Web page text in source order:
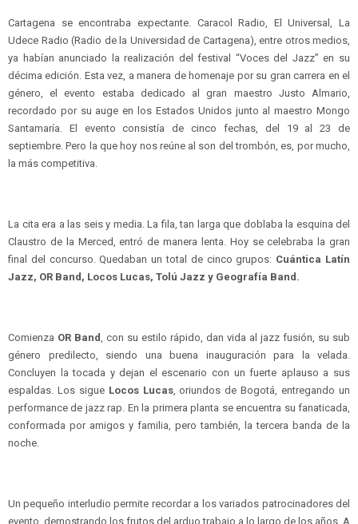
Cartagena se encontraba expectante. Caracol Radio, El Universal, La
Udece Radio (Radio de la Universidad de Cartagena), entre otros medios,
ya habían anunciado la realización del festival “Voces del Jazz” en su
décima edición. Esta vez, a manera de homenaje por su gran carrera en el
género, el evento estaba dedicado al gran maestro Justo Almario,
recordado por su auge en los Estados Unidos junto al maestro Mongo
Santamaría. El evento consistía de cinco fechas, del 19 al 23 de
septiembre. Pero la que hoy nos reúne al son del trombón, es, por mucho,
la más competitiva.
La cita era a las seis y media. La fila, tan larga que doblaba la esquina del
Claustro de la Merced, entró de manera lenta. Hoy se celebraba la gran
final del concurso. Quedaban un total de cinco grupos: Cuántica Latín
Jazz, OR Band, Locos Lucas, Tolú Jazz y Geografía Band.
Comienza OR Band, con su estilo rápido, dan vida al jazz fusión, su sub
género predilecto, siendo una buena inauguración para la velada.
Concluyen la tocada y dejan el escenario con un fuerte aplauso a sus
espaldas. Los sigue Locos Lucas, oriundos de Bogotá, entregando un
performance de jazz rap. En la primera planta se encuentra su fanaticada,
conformada por amigos y familia, pero también, la tercera banda de la
noche.
Un pequeño interludio permite recordar a los variados patrocinadores del
evento, demostrando los frutos del arduo trabajo a lo largo de los años. A